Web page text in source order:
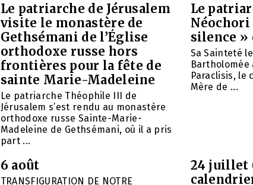
Le patriarche de Jérusalem
visite le monastère de
Gethsémani de l’Église
orthodoxe russe hors
frontières pour la fête de
sainte Marie-Madeleine
Le patriarche Théophile III de
Jérusalem s’est rendu au monastère
orthodoxe russe Sainte-Marie-
Madeleine de Gethsémani, où il a pris
part ...
Le
Néochori
silence »
Sa Sainteté
Bartholomée
Paraclisis, le
Mère de ...
6 août
TRANSFIGURATION DE NOTRE
24 juillet